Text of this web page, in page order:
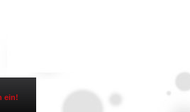
ein!